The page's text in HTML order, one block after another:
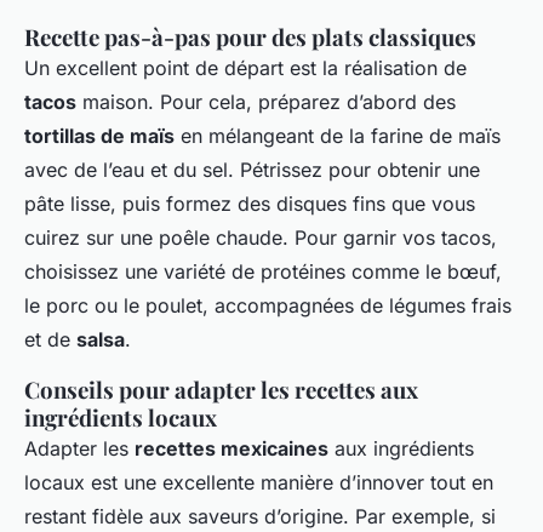
Recette pas-à-pas pour des plats classiques
Un excellent point de départ est la réalisation de
tacos maison. Pour cela, préparez d’abord des
tortillas de maïs en mélangeant de la farine de maïs
avec de l’eau et du sel. Pétrissez pour obtenir une
pâte lisse, puis formez des disques fins que vous
cuirez sur une poêle chaude. Pour garnir vos tacos,
choisissez une variété de protéines comme le bœuf,
le porc ou le poulet, accompagnées de légumes frais
et de salsa.
Conseils pour adapter les recettes aux
ingrédients locaux
Adapter les recettes mexicaines aux ingrédients
locaux est une excellente manière d’innover tout en
restant fidèle aux saveurs d’origine. Par exemple, si